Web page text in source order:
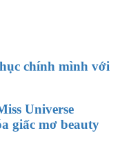
chính mình với
Universe
giấc mơ beauty